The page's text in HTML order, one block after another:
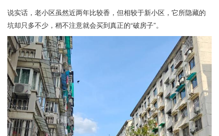
说实话，老小区虽然近两年比较香，但相较于新小区，它所隐藏的
坑却只多不少，稍不注意就会买到真正的“破房子”。